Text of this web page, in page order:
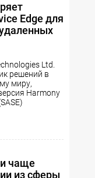
Edge для
Ltd.
решений в
миру,
Harmony
чаще
из сферы